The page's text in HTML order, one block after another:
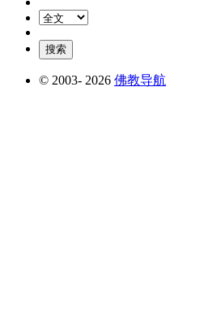
© 2003- 2026 佛教导航